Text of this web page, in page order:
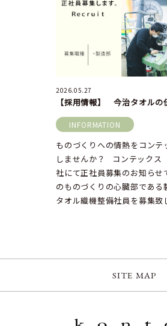
2026.05.27
INFORMATION
ものづくりへの情熱をコンテ
しませんか？ コンテックス
社にて正社員募集のお知らせ
のものづくりの心臓部である
タオル織機整備社員を募集致
SITE MAP